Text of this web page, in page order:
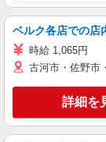
ベルク各店での店
時給 1,065円
古河市・佐野市
詳細を